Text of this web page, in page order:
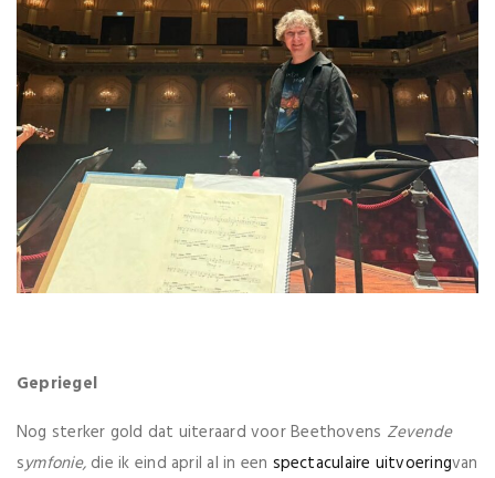
Gepriegel
Nog sterker gold dat uiteraard voor Beethovens Zevende
symfonie, die ik eind april al in een spectaculaire uitvoeringvan